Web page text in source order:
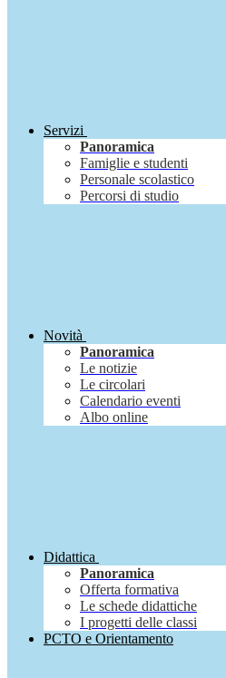
Servizi
Panoramica
Famiglie e studenti
Personale scolastico
Percorsi di studio
Novità
Panoramica
Le notizie
Le circolari
Calendario eventi
Albo online
Didattica
Panoramica
Offerta formativa
Le schede didattiche
I progetti delle classi
PCTO e Orientamento